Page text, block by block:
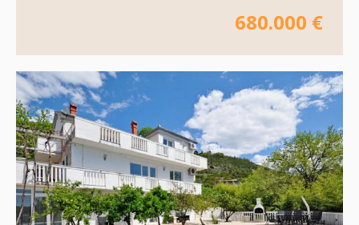
680.000 €